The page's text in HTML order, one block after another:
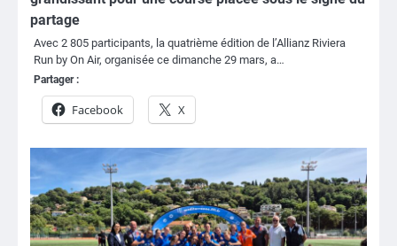
partage
Avec 2 805 participants, la quatrième édition de l’Allianz Riviera
Run by On Air, organisée ce dimanche 29 mars, a…
Partager :
Facebook X